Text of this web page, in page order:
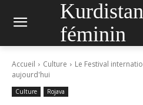
féminin
Accueil Culture
Le Festival
aujourd'hui
Culture Rojava